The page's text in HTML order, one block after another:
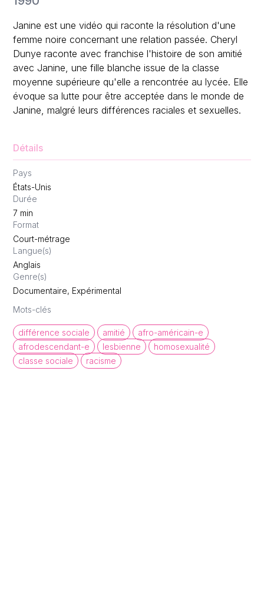
Janine est une vidéo qui raconte la résolution d'une
femme noire concernant une relation passée. Cheryl
Dunye raconte avec franchise l'histoire de son amitié
avec Janine, une fille blanche issue de la classe
moyenne supérieure qu'elle a rencontrée au lycée. Elle
évoque sa lutte pour être acceptée dans le monde de
Janine, malgré leurs différences raciales et sexuelles.
Détails
Pays
États-Unis
Durée
7 min
Format
Court-métrage
Langue(s)
Anglais
Genre(s)
Documentaire, Expérimental
Mots-clés
différence sociale amitié
afro-américain-e
afrodescendant-e
lesbienne
homosexualité
classe sociale
racisme